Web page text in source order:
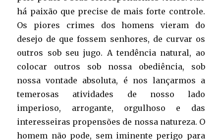
há paixão que precise de mais forte controle.
Os piores crimes dos homens vieram do
desejo de que fossem senhores, de curvar os
outros sob seu jugo. A tendência natural, ao
colocar outros sob nossa obediência, sob
nossa vontade absoluta, é nos lançarmos a
temerosas atividades de nosso lado
imperioso, arrogante, orgulhoso e das
interesseiras propensões de nossa natureza. O
homem não pode, sem iminente perigo para